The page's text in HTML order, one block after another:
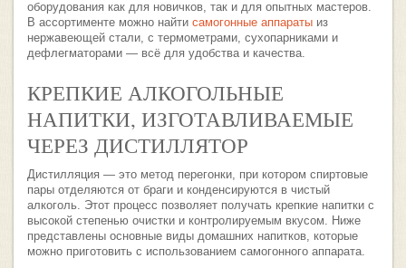
оборудования как для новичков, так и для опытных мастеров.
В ассортименте можно найти самогонные аппараты из
нержавеющей стали, с термометрами, сухопарниками и
дефлегматорами — всё для удобства и качества.
КРЕПКИЕ АЛКОГОЛЬНЫЕ
НАПИТКИ, ИЗГОТАВЛИВАЕМЫЕ
ЧЕРЕЗ ДИСТИЛЛЯТОР
Дистилляция — это метод перегонки, при котором спиртовые
пары отделяются от браги и конденсируются в чистый
алкоголь. Этот процесс позволяет получать крепкие напитки с
высокой степенью очистки и контролируемым вкусом. Ниже
представлены основные виды домашних напитков, которые
можно приготовить с использованием самогонного аппарата.